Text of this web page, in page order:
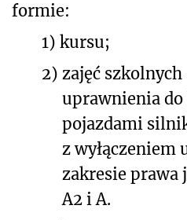
formie:
1) kursu;
2) zajęć
uprawnienia
pojazdami
z wyłączeniem
zakresie prawa
A2 i A.